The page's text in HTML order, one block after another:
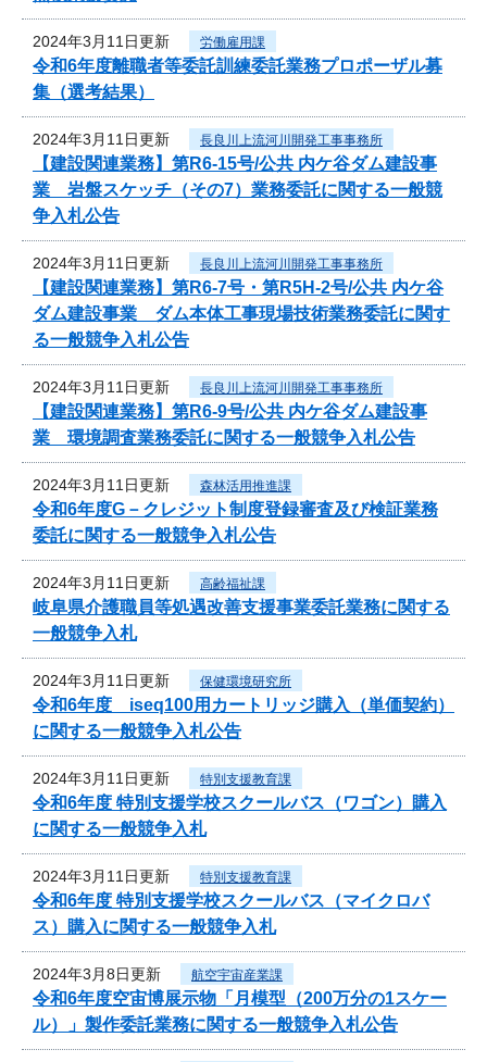
2024年3月11日更新 労働雇用課
令和6年度離職者等委託訓練委託業務プロポーザル募
集（選考結果）
2024年3月11日更新 長良川上流河川開発工事事務所
【建設関連業務】第R6-15号/公共 内ケ谷ダム建設事
業 岩盤スケッチ（その7）業務委託に関する一般競
争入札公告
2024年3月11日更新 長良川上流河川開発工事事務所
【建設関連業務】第R6-7号・第R5H-2号/公共 内ケ谷
ダム建設事業 ダム本体工事現場技術業務委託に関す
る一般競争入札公告
2024年3月11日更新 長良川上流河川開発工事事務所
【建設関連業務】第R6-9号/公共 内ケ谷ダム建設事
業 環境調査業務委託に関する一般競争入札公告
2024年3月11日更新 森林活用推進課
令和6年度G－クレジット制度登録審査及び検証業務
委託に関する一般競争入札公告
2024年3月11日更新 高齢福祉課
岐阜県介護職員等処遇改善支援事業委託業務に関する
一般競争入札
2024年3月11日更新 保健環境研究所
令和6年度 iseq100用カートリッジ購入（単価契約）
に関する一般競争入札公告
2024年3月11日更新 特別支援教育課
令和6年度 特別支援学校スクールバス（ワゴン）購入
に関する一般競争入札
2024年3月11日更新 特別支援教育課
令和6年度 特別支援学校スクールバス（マイクロバ
ス）購入に関する一般競争入札
2024年3月8日更新 航空宇宙産業課
令和6年度空宙博展示物「月模型（200万分の1スケー
ル）」製作委託業務に関する一般競争入札公告